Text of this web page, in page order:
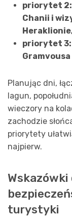
priorytet 2:
Chanii i
priorytet 3:
Gramvousa
Planując dni,
lagun,
wieczory na
zachodzie
priorytety
najpierw.
turystyki